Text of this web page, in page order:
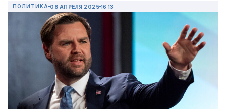
ПОЛИТИКА 08 АПРЕЛЯ 2025 16:13